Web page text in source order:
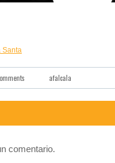
Santa
afalcala
comentario.